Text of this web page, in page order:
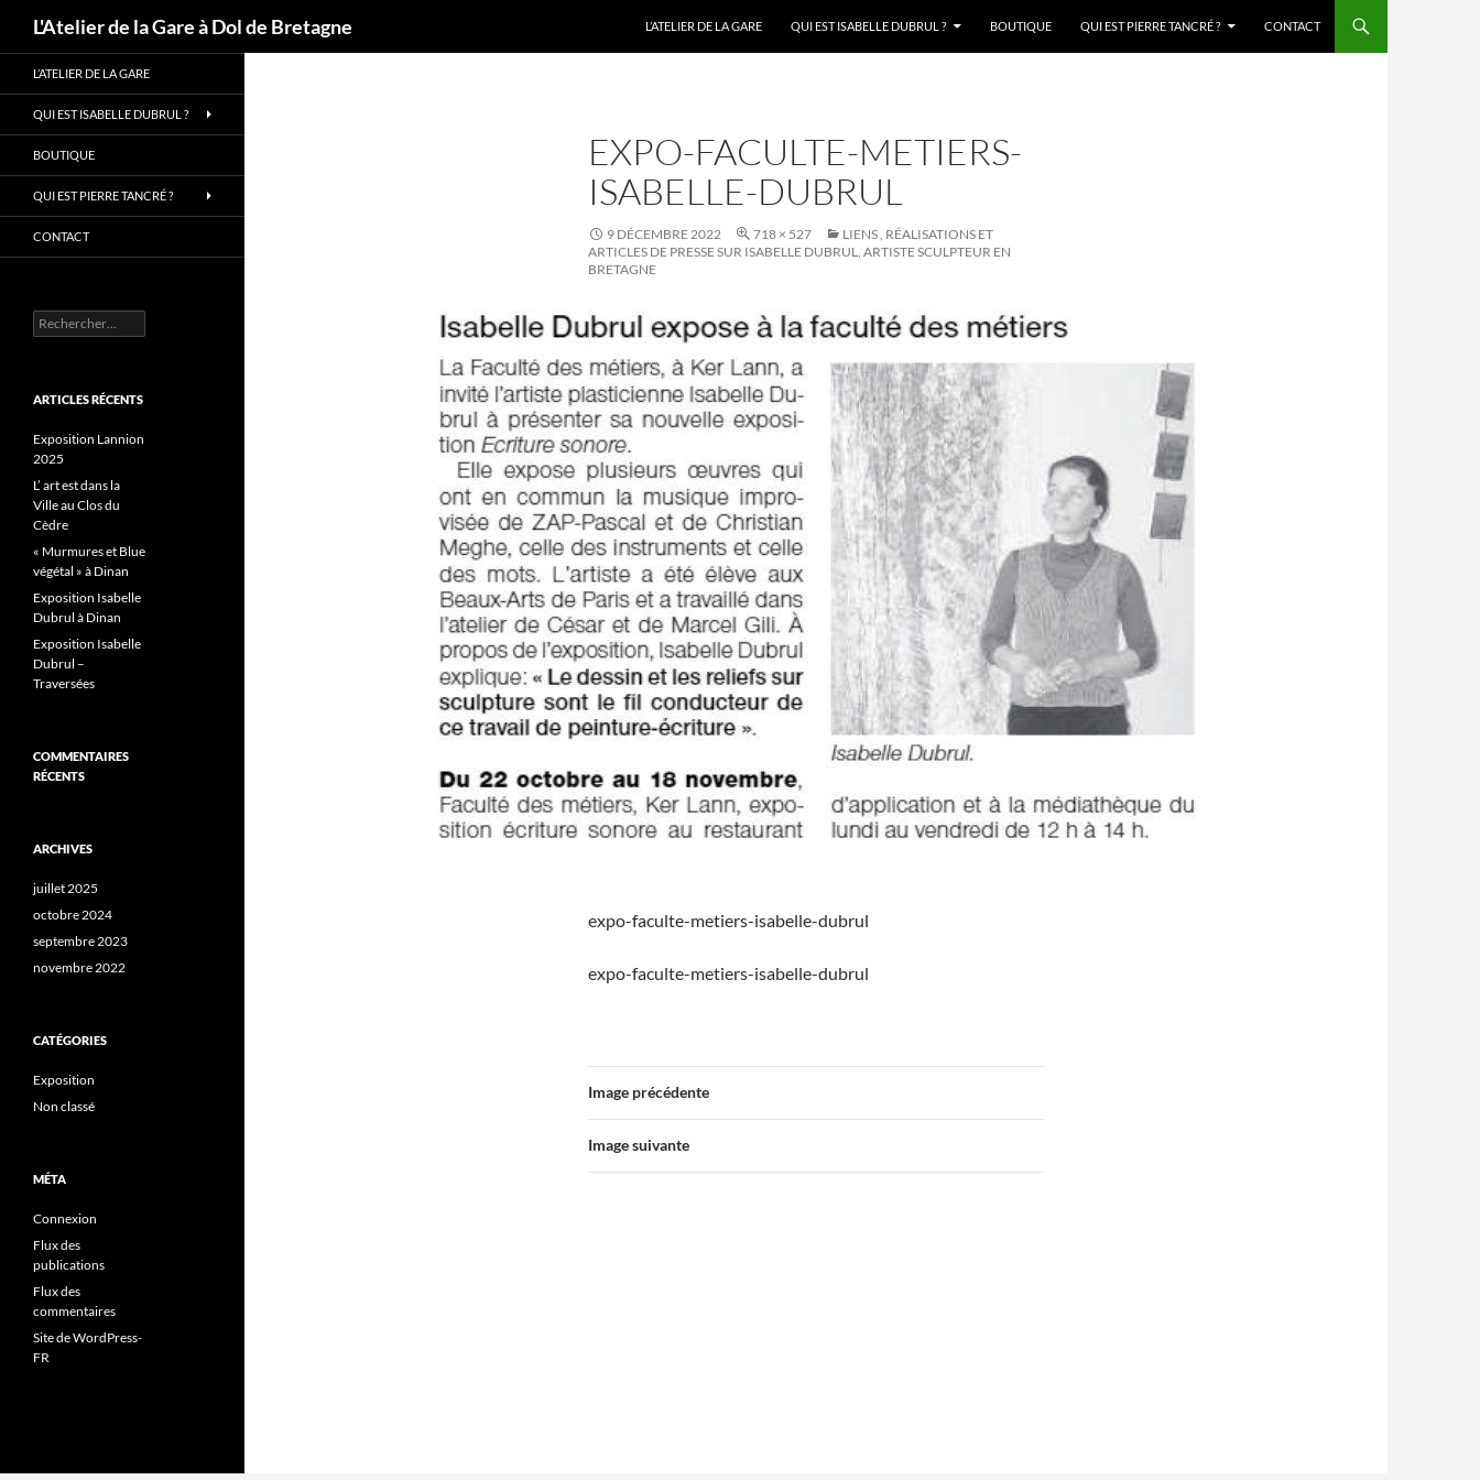
Aller
au
contenu
L'Atelier de la Gare à Dol de Bretagne L’ATELIER DE LA GARE QUI EST ISABELLE DUBRUL ? BOUTIQUE QUI EST PIERRE TANCRÉ ? CONTACT
EXPO-FACULTE-METIERS-
ISABELLE-DUBRUL
9 DÉCEMBRE 2022 718 × 527
LIENS , RÉALISATIONS ET
ARTICLES DE PRESSE SUR ISABELLE DUBRUL, ARTISTE SCULPTEUR EN
BRETAGNE
expo-faculte-metiers-isabelle-dubrul
expo-faculte-metiers-isabelle-dubrul
Image précédente
Image suivante
L’ATELIER DE LA GARE
QUI EST ISABELLE DUBRUL ?
BOUTIQUE
QUI EST PIERRE TANCRÉ ?
CONTACT
Rechercher :
ARTICLES RÉCENTS
Exposition Lannion
2025
L’ art est dans la
Ville au Clos du
Cèdre
« Murmures et Blue
végétal » à Dinan
Exposition Isabelle
Dubrul à Dinan
Exposition Isabelle
Dubrul –
Traversées
COMMENTAIRES
RÉCENTS
ARCHIVES
juillet 2025
octobre 2024
septembre 2023
novembre 2022
CATÉGORIES
Exposition
Non classé
MÉTA
Connexion
Flux des
publications
Flux des
commentaires
Site de WordPress-
FR